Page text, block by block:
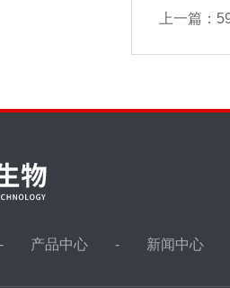
上一篇：
产品中心 新闻中心